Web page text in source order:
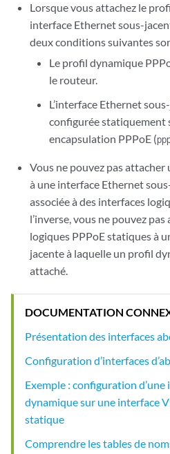
Lorsque vous attachez le
interface Ethernet sous-
deux conditions suivantes
Le profil dynamique
le routeur.
L’interface Ethernet
configurée statiquement
encapsulation PPPoE (
Vous ne pouvez pas
à une interface Ethernet
associée à des interfaces
l’inverse, vous ne pouvez
logiques PPPoE statiques à
jacente à laquelle un profil
attaché.
DOCUMENTATION
Présentation des interfaces
Configuration d’interfaces
Exemple : configuration
dynamique sur une interface
statique
Comprendre les tables de